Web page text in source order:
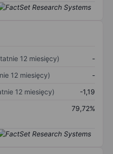
12 miesięcy)
-
12 miesięcy)
-
12 miesięcy)
-1,19
79,72%